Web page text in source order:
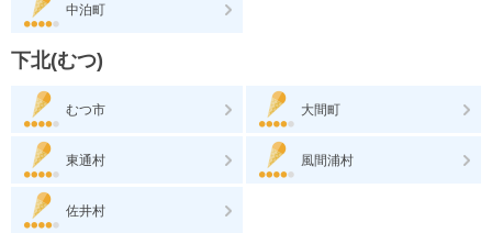
中泊町
下北(むつ)
むつ市 大間町
東通村 風間浦村
佐井村